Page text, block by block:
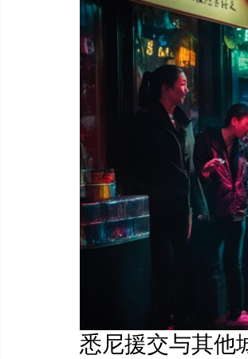
悉尼援交与其他